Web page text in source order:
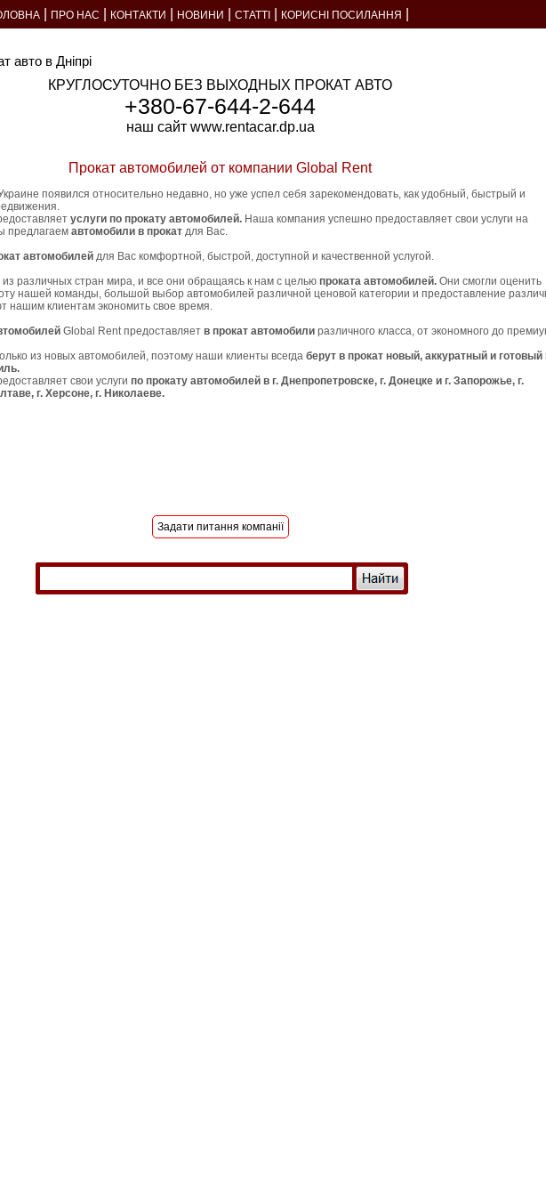
ПРО НАС КОНТАКТИ НОВИНИ СТАТТІ КОРИСНІ ПОСИЛАННЯ
авто в Дніпрі
КРУГЛОСУТОЧНО БЕЗ ВЫХОДНЫХ ПРОКАТ АВТО
+380-67-644-2-644
наш сайт www.rentacar.dp.ua
Прокат автомобилей от компании Global Rent
появился относительно недавно, но уже успел себя зарекомендовать, как удобный, быстрый и
услуги по прокату автомобилей. Наша компания успешно предоставляет свои услуги на
предлагаем автомобили в прокат для Вас.
автомобилей для Вас комфортной, быстрой, доступной и качественной услугой.
различных стран мира, и все они обращаясь к нам с целью проката автомобилей. Они смогли оценить
нашей команды, большой выбор автомобилей различной ценовой категории и предоставление
нашим клиентам экономить свое время.
Global Rent предоставляет в прокат автомобили различного класса, от экономного до
из новых автомобилей, поэтому наши клиенты всегда берут в прокат новый, аккуратный и готовый
свои услуги по прокату автомобилей в г. Днепропетровске, г. Донецке и г. Запорожье, г.
г. Херсоне, г. Николаеве.